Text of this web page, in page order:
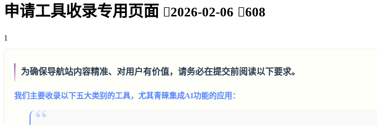
申请工具收录专用页面 2026-02-06 608
1
为确保导航站内容精准、对用户有价值，请务必在提交前阅读以下要求。
我们主要收录以下五大类别的工具，尤其青睐集成AI功能的应用：